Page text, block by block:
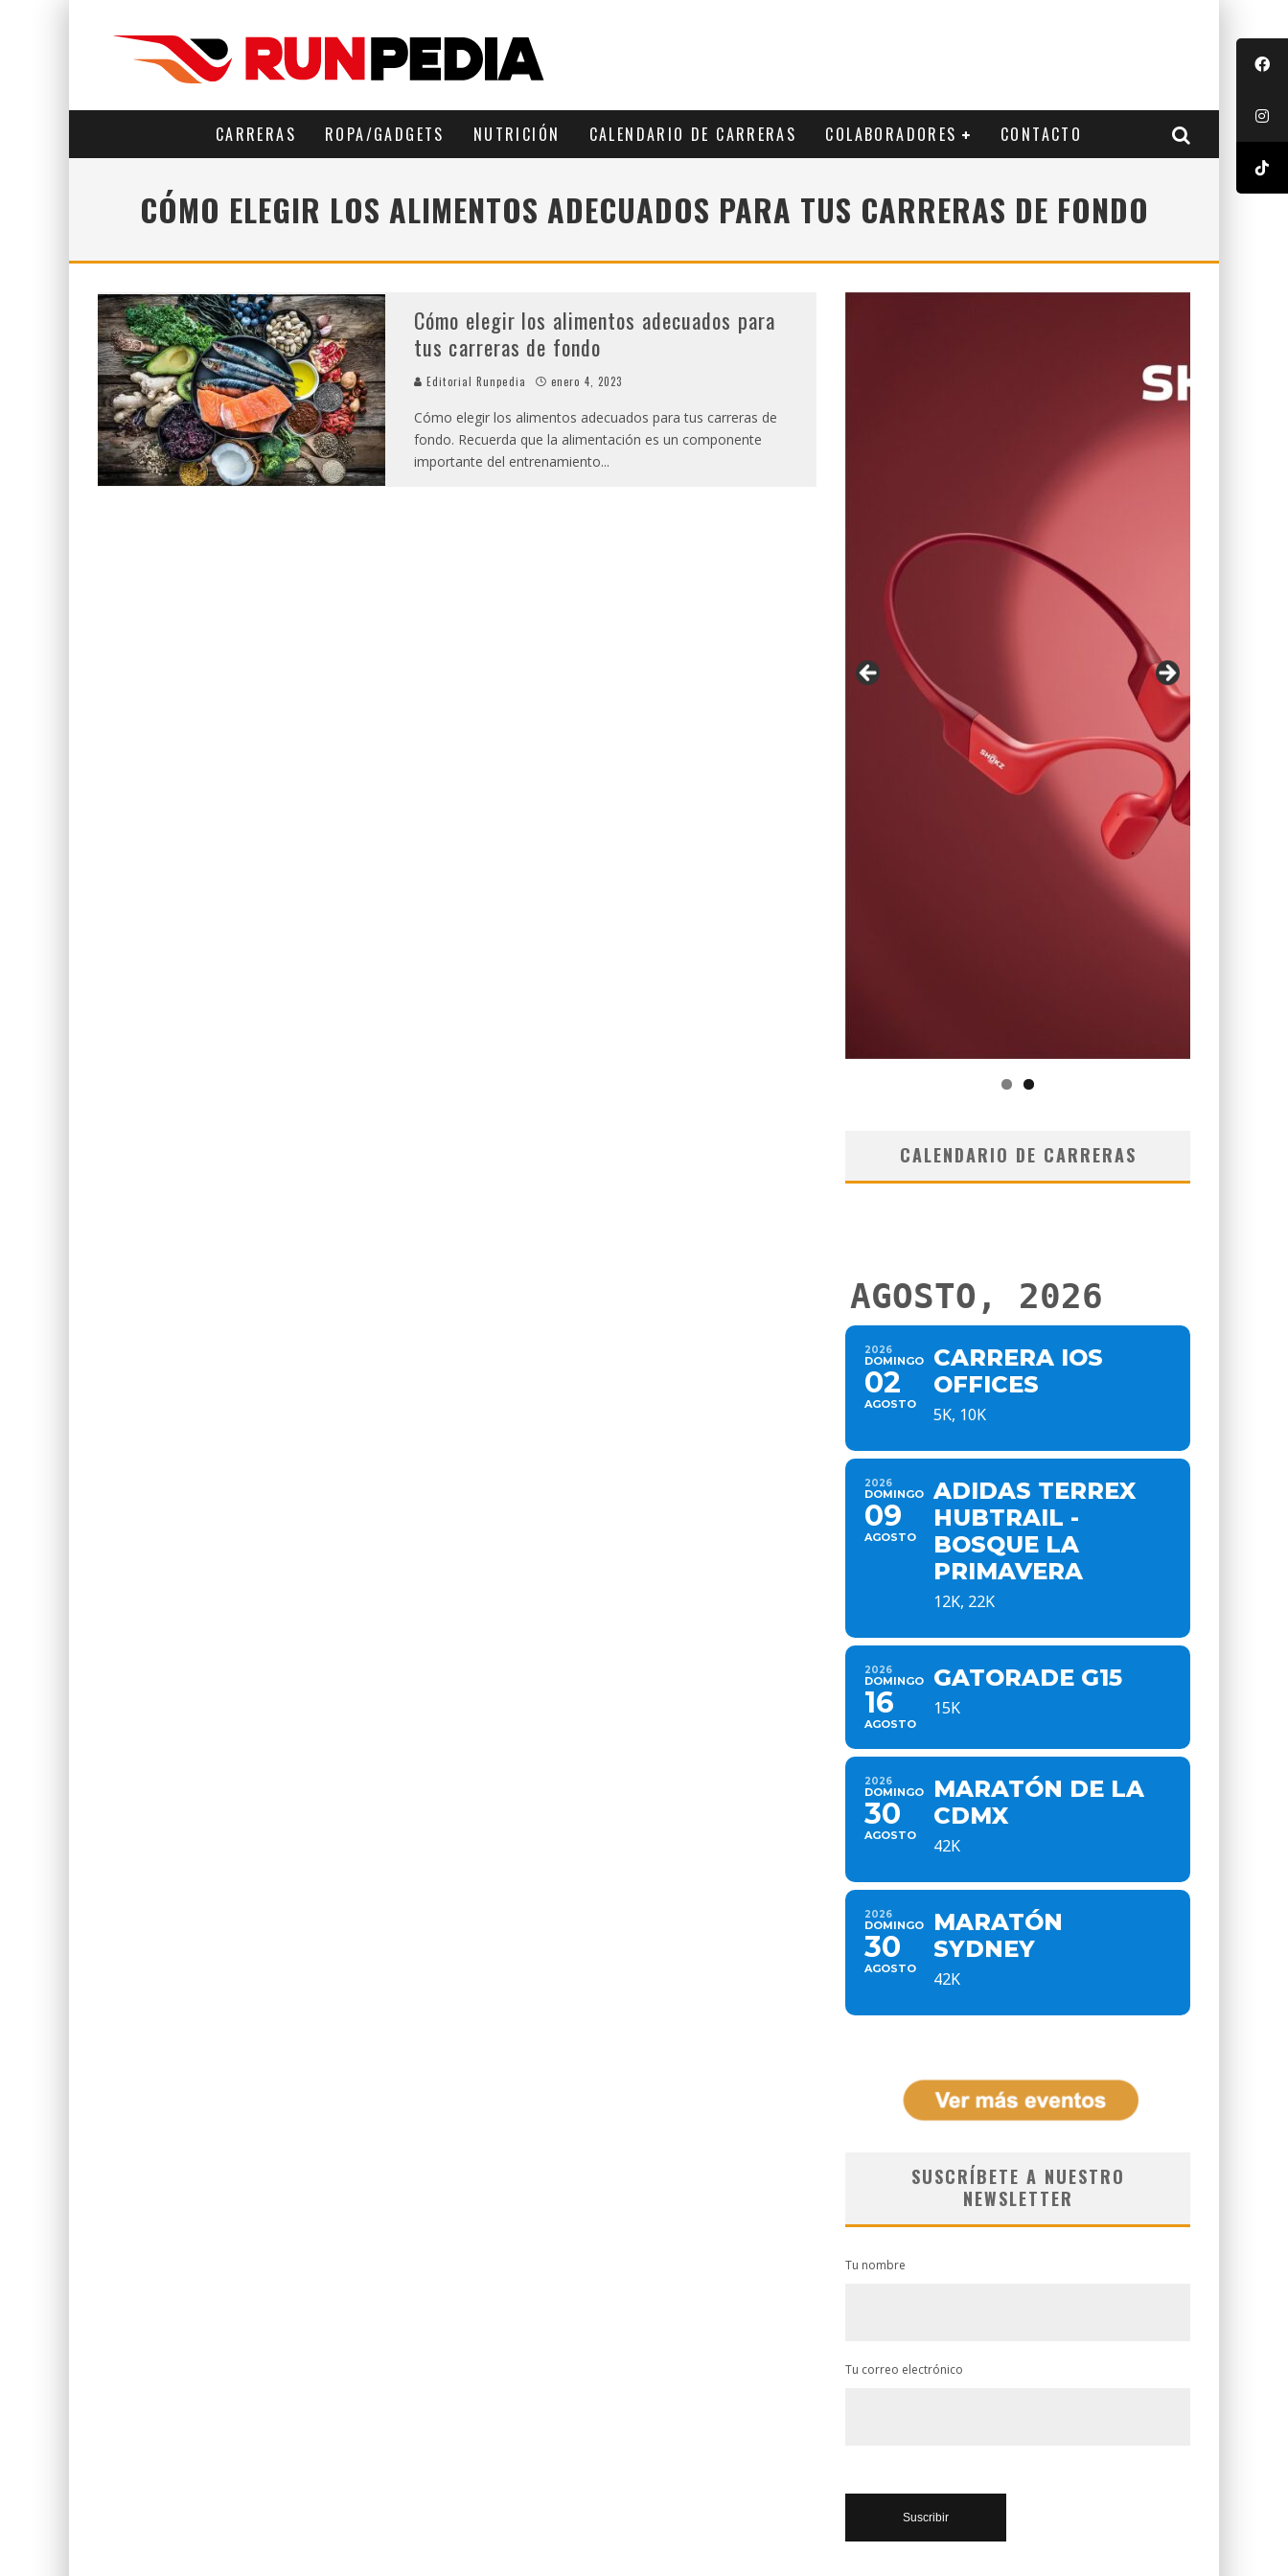
CARRERAS ROPA/GADGETS NUTRICIÓN CALENDARIO DE CARRERAS COLABORADORES CONTACTO
CÓMO ELEGIR LOS ALIMENTOS ADECUADOS PARA TUS CARRERAS DE FONDO
Cómo elegir los alimentos adecuados para
tus carreras de fondo
Editorial Runpedia enero 4, 2023
Cómo elegir los alimentos adecuados para tus carreras de
fondo. Recuerda que la alimentación es un componente
importante del entrenamiento...
CALENDARIO DE CARRERAS
AGOSTO, 2026
2026
DOMINGO
02
AGOSTO
CARRERA IOS
OFFICES
5K, 10K
2026
DOMINGO
09
AGOSTO
ADIDAS TERREX
HUBTRAIL -
BOSQUE LA
PRIMAVERA
12K, 22K
2026
DOMINGO
16
AGOSTO
GATORADE G15
15K
2026
DOMINGO
30
AGOSTO
MARATÓN DE LA
CDMX
42K
2026
DOMINGO
30
AGOSTO
MARATÓN
SYDNEY
42K
SUSCRÍBETE A NUESTRO
NEWSLETTER
Tu nombre
Tu correo electrónico